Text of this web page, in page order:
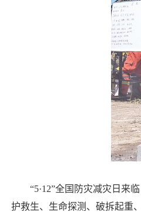
“5·12”全国防灾减灾日来
护救生、生命探测、破拆起重